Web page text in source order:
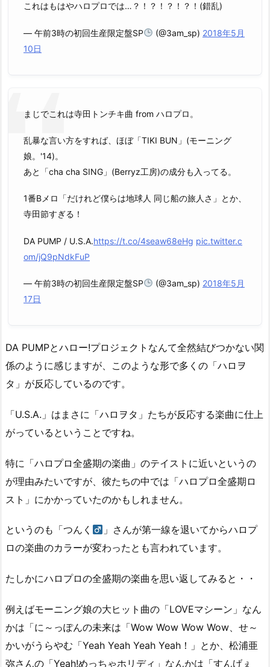
これはもはやハロプロでは…？！？！？！？！(錯乱)
— 午前3時の初回生産限定盤SP (@3am_sp) 2018年5月
10日
まじでこれは寺田トンチキ曲 from ハロプロ。
乱暴な言い方をすれば、ほぼ「TIKI BUN」(モーニング
娘。'14)。
あと「cha cha SING」(Berryz工房)の成分も入ってる。
1番Bメロ「だけれど僕らは地球人 同じ船の旅人さ」とか、
寺田節すぎる！
DA PUMP / U.S.A.https://t.co/4seaw68eHg pic.twitter.c
om/jQ9pNdkFuP
— 午前3時の初回生産限定盤SP (@3am_sp) 2018年5月
17日
DA PUMPとハロー!プロジェクトなんて全然結びつかない関
係のように感じますが、このような形で多くの「ハロヲ
タ」が反応しているのです。
「U.S.A.」はまさに「ハロヲタ」たちが反応する楽曲に仕上
がっているということですね。
特に「ハロプロ全盛期の楽曲」のテイストに近いというの
が理由みたいですが、彼たちの中では「ハロプロ全盛期ロ
スト」にかかっていたのかもしれません。
というのも「つんく
」さんが第一線を退いてからハロプ
ロの楽曲のカラーが変わったとも言われています。
たしかにハロプロの全盛期の楽曲を思い返してみると・・
例えばモーニング娘の大ヒット曲の「LOVEマシーン」なん
かは「に～っぽんの未来は「Wow Wow Wow Wow、せ～
かいがうらやむ「Yeah Yeah Yeah Yeah！」とか、松浦亜
弥さんの「Yeah!めっちゃホリディ」なんかは「すんげぇ